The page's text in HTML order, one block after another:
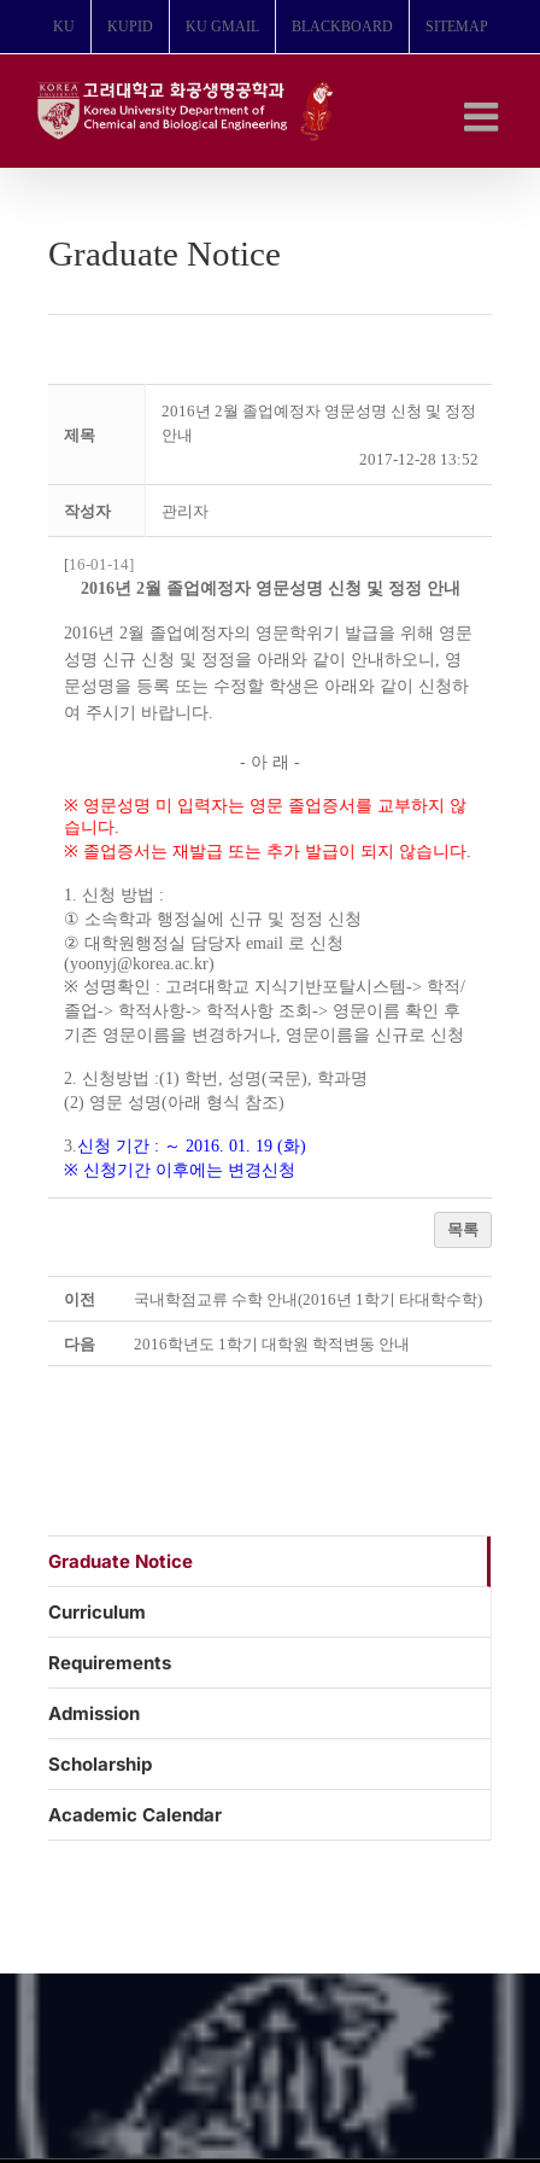
뛰
KU KUPID KU GMAIL BLACKBOARD SITEMAP
Graduate Notice
제목
2016년 2월 졸업예정자 영문성명 신청 및 정정
안내
2017-12-28 13:52
작성자 관리자
[16-01-14]
2016년 2월 졸업예정자 영문성명 신청 및 정정 안내
2016년 2월 졸업예정자의 영문학위기 발급을 위해 영문
성명 신규 신청 및 정정을 아래와 같이 안내하오니 , 영
문성명을 등록 또는 수정할 학생은 아래와 같이
신청하
여 주시기 바랍니다.
- 아 래 -
※ 영문성명 미 입력자는 영문 졸업증서를 교부하지
않
습니다.
※ 졸업증서는 재발급 또는 추가 발급이 되지 않습니다.
1. 신청 방법 :
① 소속학과 행정실에 신규 및 정정 신청
② 대학원행정실 담당자 email 로 신청
(yoonyj@korea.ac.kr)
※ 성명확인 : 고려대학교 지식기반포탈시스템-> 학적/
졸업-> 학적사항-> 학적사항 조회 -> 영문이름 확인 후
기존 영문이름을 변경하거나, 영문이름을 신규로 신청
2. 신청방법 :(1) 학번 , 성명(국문), 학과명
(2) 영문 성명(아래 형식 참조)
3.신청 기간 : ～ 2016. 01. 19 (화)
※ 신청기간 이후에는 변경신청
목록
이전 국내학점교류 수학 안내(2016년 1학기 타대학수학)
다음 2016학년도 1학기 대학원 학적변동 안내
Graduate Notice
Curriculum
Requirements
Admission
Scholarship
Academic Calendar